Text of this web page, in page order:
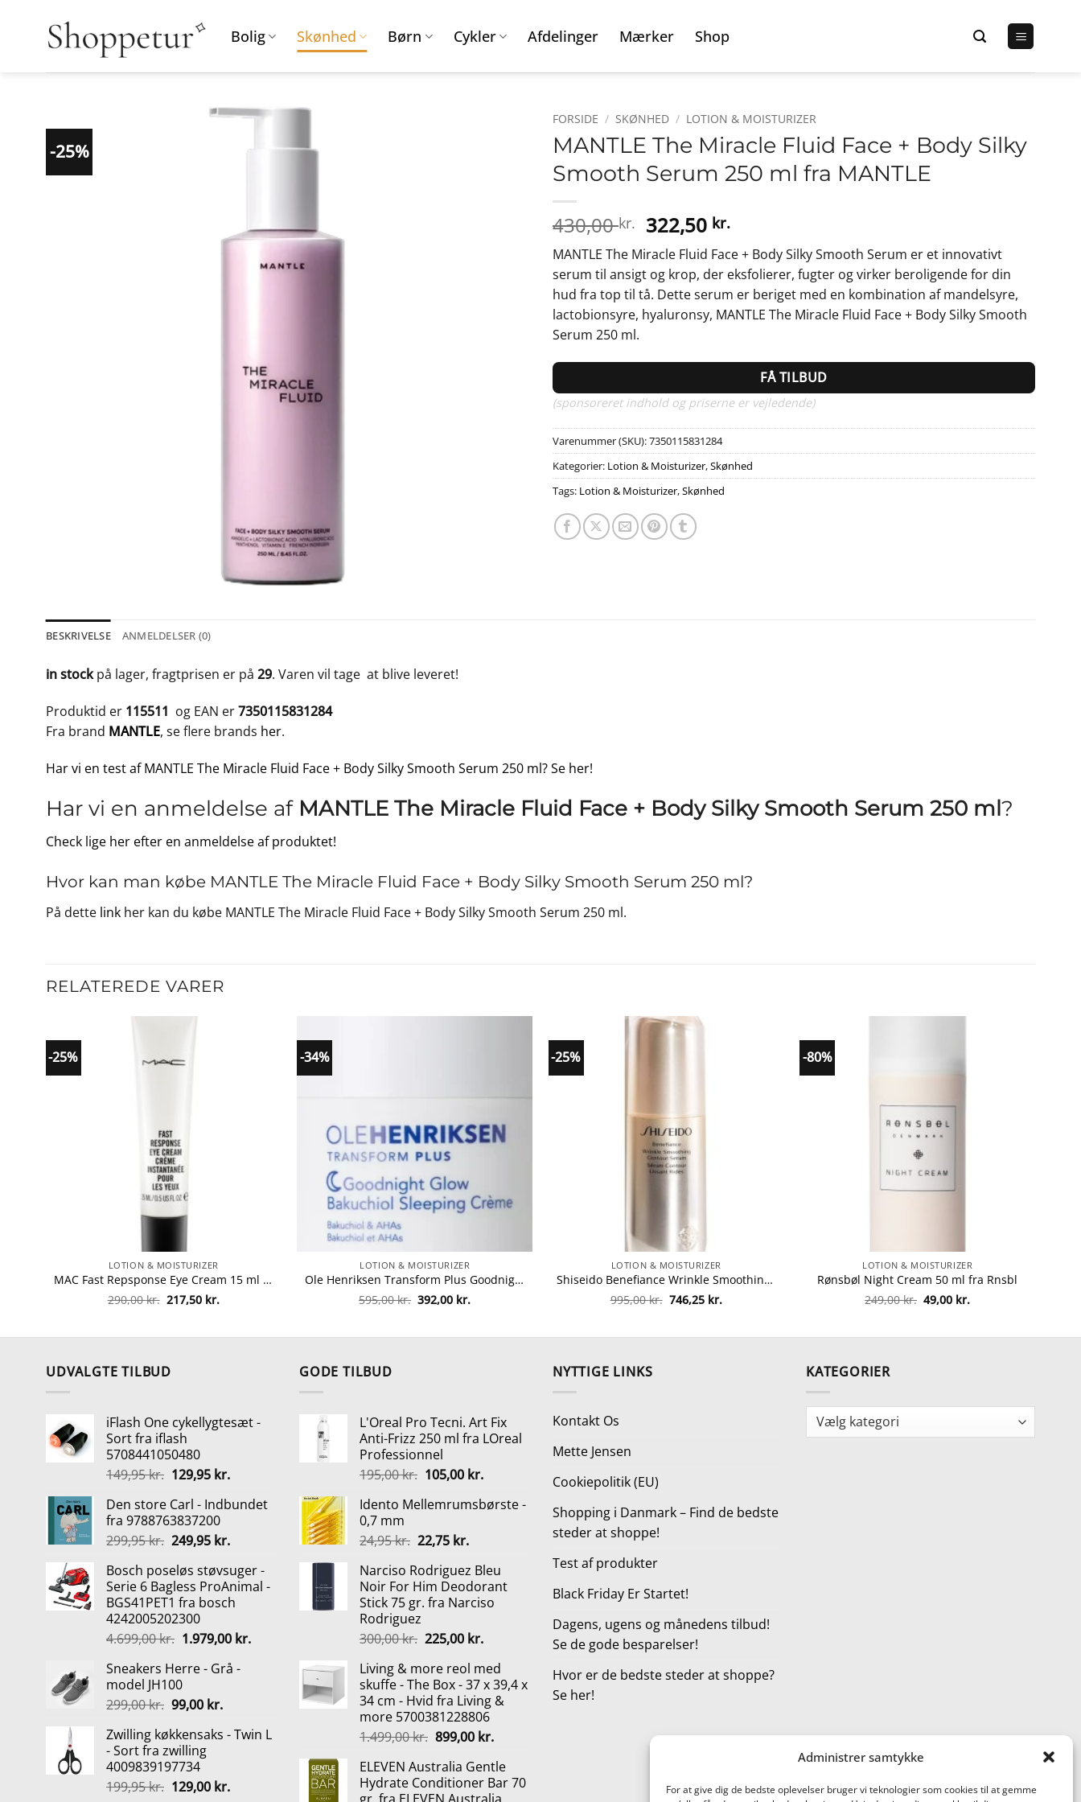
Administrer samtykke
For at give dig de bedste oplevelser bruger vi teknologier som cookies til at gemme
Bolig Skønhed Børn Cykler Afdelinger Mærker Shop
-25%
FORSIDE / SKØNHED / LOTION & MOISTURIZER
MANTLE The Miracle Fluid Face + Body Silky
Smooth Serum 250 ml fra MANTLE
430,00kr. Den
oprindelige
pris
var:
430,00 kr..
322,50 kr.Den
aktuelle
pris
er:
322,50 kr..
MANTLE The Miracle Fluid Face + Body Silky Smooth Serum er et innovativt
serum til ansigt og krop, der eksfolierer, fugter og virker beroligende for din
hud fra top til tå. Dette serum er beriget med en kombination af mandelsyre,
lactobionsyre, hyaluronsy, MANTLE The Miracle Fluid Face + Body Silky Smooth
Serum 250 ml.
FÅ TILBUD
(sponsoreret indhold og priserne er vejledende)
Varenummer (SKU):7350115831284
Kategorier: Lotion & Moisturizer,Skønhed
Tags: Lotion & Moisturizer,Skønhed
BESKRIVELSE ANMELDELSER (0)
in stockpå lager, fragtprisen er på 29. Varen vil tage at blive leveret!
Produktid er 115511 og EAN er7350115831284
Fra brand MANTLE, se flere brands her.
Har vi en test af MANTLE The Miracle Fluid Face + Body Silky Smooth Serum 250 ml? Se her!
Har vi en anmeldelse af MANTLE The Miracle Fluid Face + Body Silky Smooth Serum 250 ml ?
Check lige her efter en anmeldelse af produktet!
Hvor kan man købe MANTLE The Miracle Fluid Face + Body Silky Smooth Serum 250 ml?
På dette link her kan du købe MANTLE The Miracle Fluid Face + Body Silky Smooth Serum 250 ml.
RELATEREDE VARER
-25%
LOTION & MOISTURIZER
MAC Fast Repsponse Eye Cream 15 ml fra MAC Cosmetics
290,00kr. Den
oprindelige
217,50 kr.Den
-34%
LOTION & MOISTURIZER
Ole Henriksen Transform Plus Goodnight Glow Bakuchiol Sleeping Creme 50 ml fra Ole Henriksen
595,00kr. Den
oprindelige
392,00 kr.
-25%
LOTION & MOISTURIZER
Shiseido Benefiance Wrinkle Smoothing Contour Serum 30 ml fra Shiseido
995,00kr. Den
oprindelige
746,25 kr.Den
-80%
LOTION & MOISTURIZER
Rønsbøl Night Cream 50 ml fra Rnsbl
249,00kr. Den
oprindelige
49,00 kr.
UDVALGTE TILBUD
iFlash One cykellygtesæt -
Sort fra iflash
5708441050480
149,95kr. Den
pris
var:
149,95 kr..
129,95 kr.Den
pris
129,95 kr..
Den store Carl - Indbundet
fra 9788763837200
299,95kr. Den
pris
var:
299,95 kr..
249,95 kr.Den
pris
er:
249,95 kr..
Bosch poseløs støvsuger -
Serie 6 Bagless ProAnimal -
BGS41PET1 fra bosch
4242005202300
4.699,00kr. Den
pris
var:
4.699,00 kr..
1.979,00 kr.Den
1.979,00 kr..
Sneakers Herre - Grå -
model JH100
299,00kr. Den
pris
var:
299,00 kr..
99,00 kr.Den
pris
Zwilling køkkensaks - Twin L
- Sort fra zwilling
4009839197734
199,95kr. Den
129,00 kr.Den
GODE TILBUD
L'Oreal Pro Tecni. Art Fix
Anti-Frizz 250 ml fra LOreal
Professionnel
195,00kr. Den
pris
195,00 kr..
105,00 kr.Den
pris
Idento Mellemrumsbørste -
0,7 mm
24,95kr. Den
pris
var:
24,95 kr..
22,75 kr.Den
pris
er:
22,75 kr..
Narciso Rodriguez Bleu
Noir For Him Deodorant
Stick 75 gr. fra Narciso
Rodriguez
300,00kr. Den
pris
var:
300,00 kr..
225,00 kr.Den
pris
er:
225,00 kr..
Living & more reol med
skuffe - The Box - 37 x 39,4 x
34 cm - Hvid fra Living &
more 5700381228806
1.499,00kr. Den
pris
var:
899,00 kr.Den
pris
er:
ELEVEN Australia Gentle
Hydrate Conditioner Bar 70
NYTTIGE LINKS
Kontakt Os
Mette Jensen
Cookiepolitik (EU)
Shopping i Danmark – Find de bedste
steder at shoppe!
Test af produkter
Black Friday Er Startet!
Dagens, ugens og månedens tilbud!
Se de gode besparelser!
Hvor er de bedste steder at shoppe?
Se her!
KATEGORIER
Kategorier